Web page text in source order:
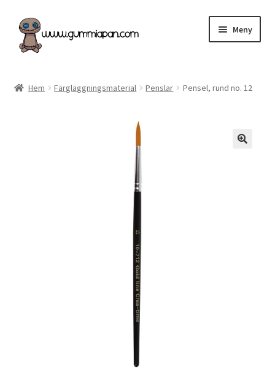
Hoppa
till
navigering
Hoppa
till
innehåll
Meny
Hem Färgläggningsmaterial Penslar Pensel, rund no. 12